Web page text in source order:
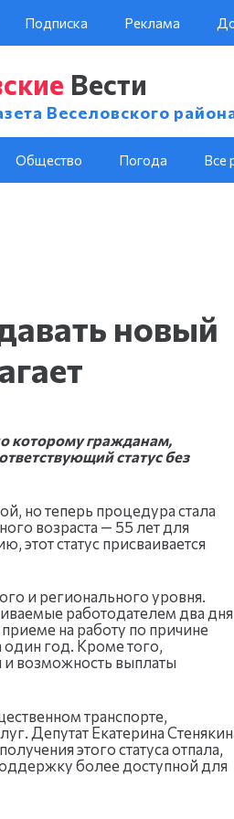
Подписка Реклама
Вести
Веселовского
Общество Погода Все
новый
которому гражданам,
статус без
но теперь процедура стала
возраста — 55 лет для
этот статус присваивается
и регионального уровня.
работодателем два дня
на работу по причине
один год. Кроме того,
возможность выплаты
транспорте,
Депутат Екатерина
этого статуса отпала,
более доступной для